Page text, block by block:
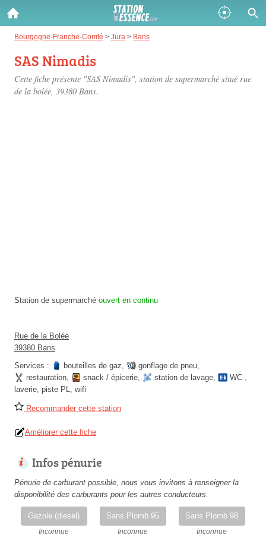
Bourgogne-Franche-Comté > Jura > Bans
SAS Nimadis
Cette fiche présente "SAS Nimadis", station de supermarché situé rue
de la bolée, 39380 Bans.
Station de supermarché ouvert en continu
Rue de la Bolée
39380 Bans
Services :
bouteilles de gaz, gonflage de pneu,
restauration, snack / épicerie, station de lavage, WC ,
laverie, piste PL, wifi
Recommander cette station
Améliorer cette fiche
Infos pénurie
Pénurie de carburant possible, nous vous invitons à renseigner la
disponibilité des carburants pour les autres conducteurs.
Gazole (diesel)
Inconnue
Sans Plomb 95
Inconnue
Sans Plomb 98
Inconnue
Gazole :
Disponible
SP 98 :